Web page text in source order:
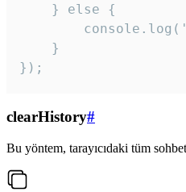
    } else {
    }
});
clearHistory#
Bu yöntem, tarayıcıdaki tüm